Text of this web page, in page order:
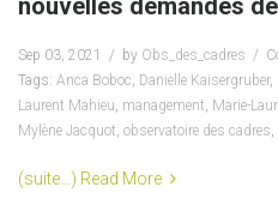
nouvelles demandes
Sep 03, 2021 by Obs_des_cadres
Tags: Anca Boboc, Danielle Kaisergruber,
Laurent Mahieu, management, Marie-
Mylène Jacquot, observatoire des cadres,
(suite…) Read More